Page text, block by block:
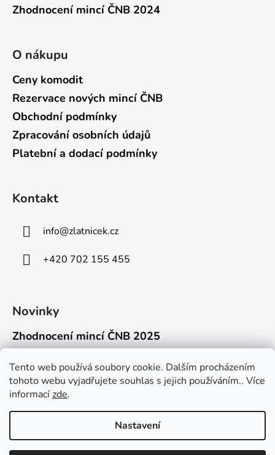
Tento web používá soubory cookie. Dalším procházením
tohoto webu vyjadřujete souhlas s jejich používáním.. Více
informacízde.
Nastavení
Zhodnocení mincí ČNB 2024
O nákupu
Ceny komodit
Rezervace nových mincí ČNB
Obchodní podmínky
Zpracování osobních údajů
Platební a dodací podmínky
Kontakt
info@zlatnicek.cz
+420 702 155 455
Novinky
Zhodnocení mincí ČNB 2025
Připravili jsme pro vás jednoduchý a př...
Mýty o přepravě zlatých mincí mimo EU
Kdo někdy držel v ruce zlatou minci Wie...